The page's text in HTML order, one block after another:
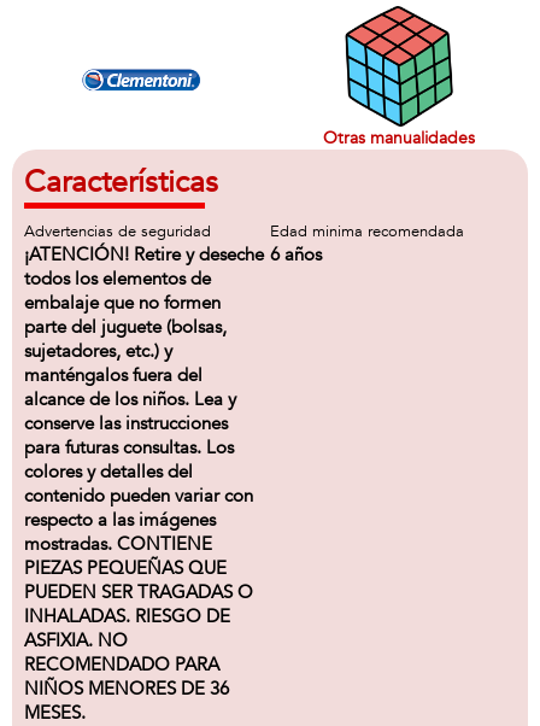
Otras manualidades
Características
Advertencias de seguridad
¡ATENCIÓN! Retire y deseche
todos los elementos de
embalaje que no formen
parte del juguete (bolsas,
sujetadores, etc.) y
manténgalos fuera del
alcance de los niños. Lea y
conserve las instrucciones
para futuras consultas. Los
colores y detalles del
contenido pueden variar con
respecto a las imágenes
mostradas. CONTIENE
PIEZAS PEQUEÑAS QUE
PUEDEN SER TRAGADAS O
INHALADAS. RIESGO DE
ASFIXIA. NO
RECOMENDADO PARA
NIÑOS MENORES DE 36
MESES.
Edad minima recomendada
6 años